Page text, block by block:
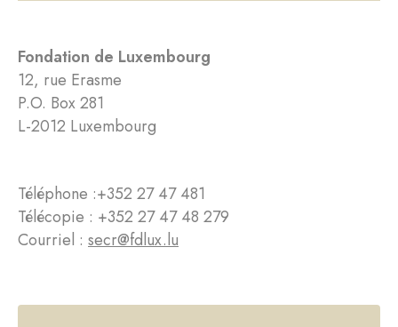
Fondation de Luxembourg
12, rue Erasme
P.O. Box 281
L-2012 Luxembourg
Téléphone :+352 27 47 481
Télécopie : +352 27 47 48 279
Courriel : secr@fdlux.lu